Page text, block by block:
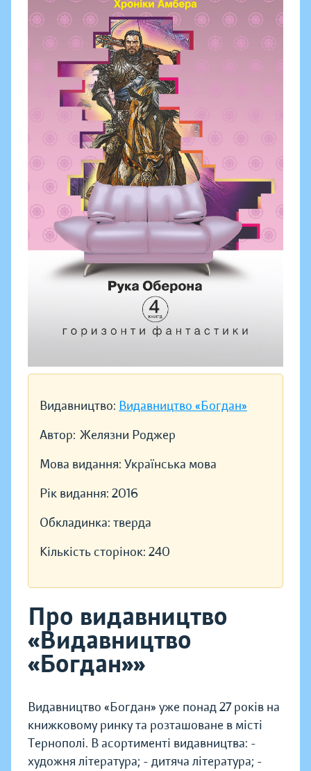
Видавництво: Видавництво «Богдан»
Автор: Желязни Роджер
Мова видання: Українська мова
Рік видання: 2016
Обкладинка: тверда
Кількість сторінок: 240
Про видавництво
«Видавництво
«Богдан»»
Видавництво «Богдан» уже понад 27 років на
книжковому ринку та розташоване в місті
Тернополі. В асортименті видавництва: -
художня література; - дитяча література; -